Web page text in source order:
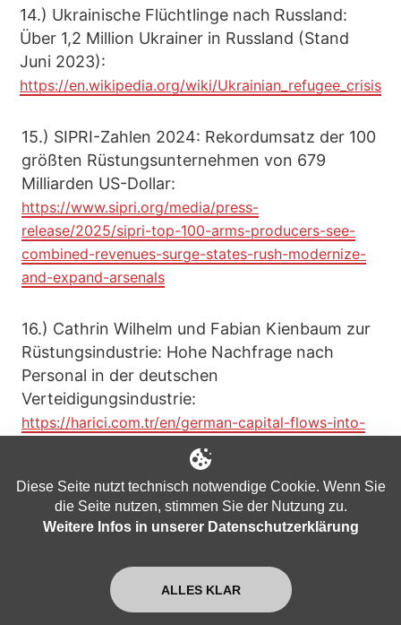
14.) Ukrainische Flüchtlinge nach Russland:
Über 1,2 Million Ukrainer in Russland (Stand
Juni 2023):
https://en.wikipedia.org/wiki/Ukrainian_refugee_crisis
15.) SIPRI-Zahlen 2024: Rekordumsatz der 100
größten Rüstungsunternehmen von 679
Milliarden US-Dollar:
https://www.sipri.org/media/press-
release/2025/sipri-top-100-arms-producers-see-
combined-revenues-surge-states-rush-modernize-
and-expand-arsenals
16.) Cathrin Wilhelm und Fabian Kienbaum zur
Rüstungsindustrie: Hohe Nachfrage nach
Personal in der deutschen
Verteidigungsindustrie:
https://harici.com.tr/en/german-capital-flows-into-
the-defense-industry-as-traditional-sectors-face-
17.) Operationsplan Deutschland: Geheimer
Russland, beschrieben im Wall Street Journal:
https://www.wsj.com/world/europe/germany-russia-
war-nato-secret-plan-8ce43a8d
Diese Seite nutzt technisch notwendige Cookie. Wenn Sie
die Seite nutzen, stimmen Sie der Nutzung zu.
Weitere Infos in unserer Datenschutzerklärung
ALLES KLAR